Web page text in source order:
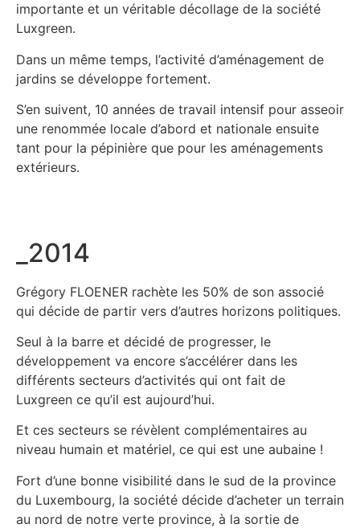
importante et un véritable décollage de la société
Luxgreen.
Dans un même temps, l’activité d’aménagement de
jardins se développe fortement.
S’en suivent, 10 années de travail intensif pour asseoir
une renommée locale d’abord et nationale ensuite
tant pour la pépinière que pour les aménagements
extérieurs.
_2014
Grégory FLOENER rachète les 50% de son associé
qui décide de partir vers d’autres horizons politiques.
Seul à la barre et décidé de progresser, le
développement va encore s’accélérer dans les
différents secteurs d’activités qui ont fait de
Luxgreen ce qu’il est aujourd’hui.
Et ces secteurs se révèlent complémentaires au
niveau humain et matériel, ce qui est une aubaine !
Fort d’une bonne visibilité dans le sud de la province
du Luxembourg, la société décide d’acheter un terrain
au nord de notre verte province, à la sortie de